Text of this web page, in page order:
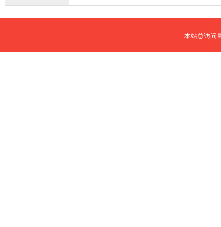
本站总访问